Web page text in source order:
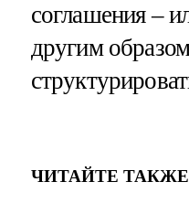
соглашения –
другим
ЧИТАЙТЕ ТАКЖЕ